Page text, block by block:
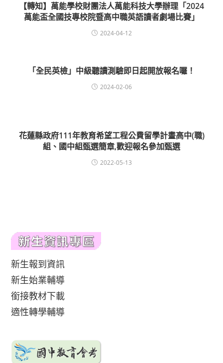
【轉知】萬能學校財團法人萬能科技大學辦理「2024
萬能盃全國技專校院暨高中職英語讀者劇場比賽」
2024-04-12
「全民英檢」中級聽讀測驗即日起開放報名囉！
2024-02-06
花蓮縣政府111年教育希望工程公費留學計畫高中(職)
組、國中組甄選簡章,歡迎報名參加甄選
2022-05-13
新生報到資訊
新生始業輔導
銜接教材下載
適性轉學輔導